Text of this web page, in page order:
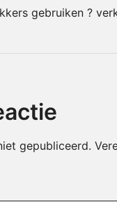
gebruiken ?
gepubliceerd.